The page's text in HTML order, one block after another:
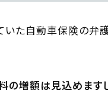
いた自動車保険の弁
料の増額は見込めま